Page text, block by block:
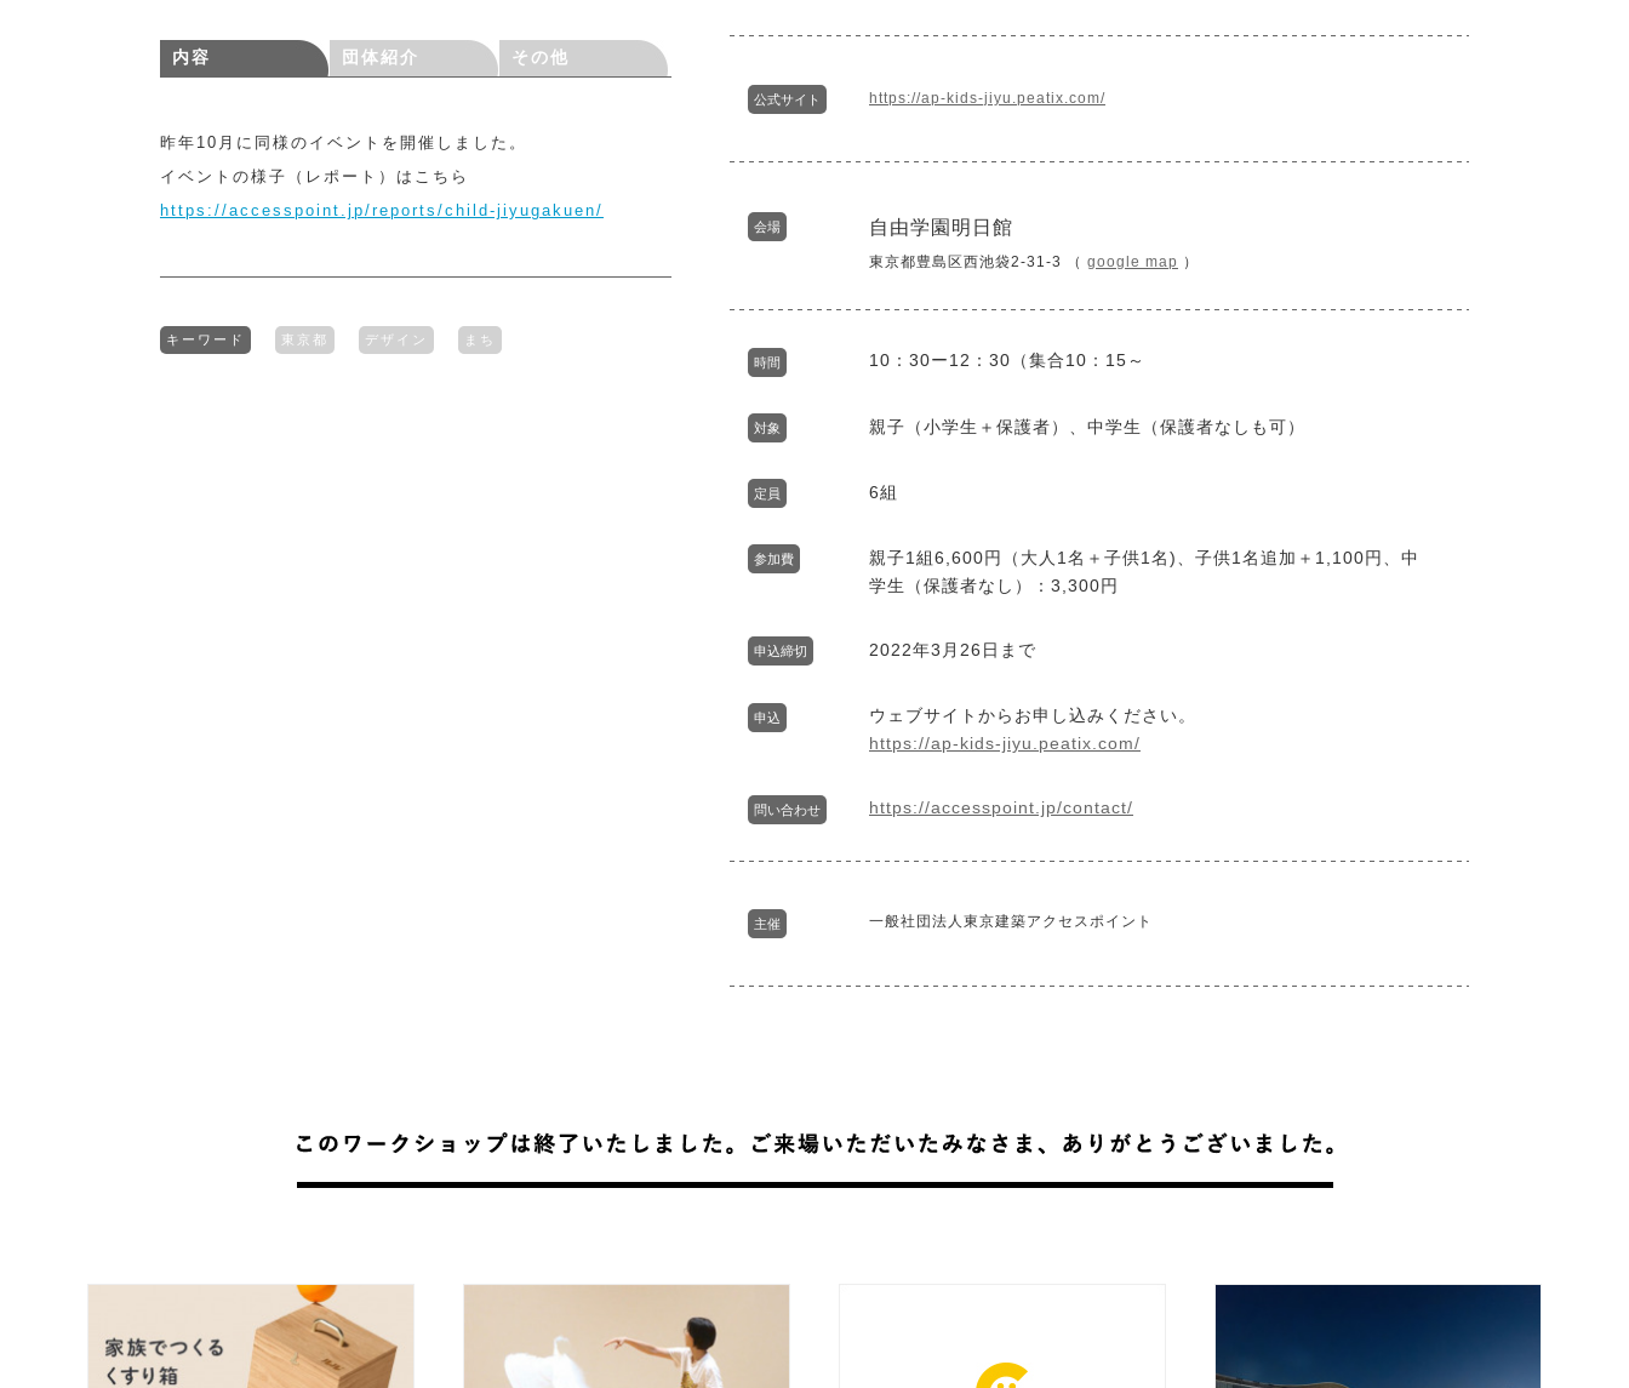
内容 団体紹介 その他
昨年10月に同様のイベントを開催しました。
イベントの様子（レポート）はこちら
https://accesspoint.jp/reports/child-jiyugakuen/
キーワード 東京都 デザイン まち
公式サイト https://ap-kids-jiyu.peatix.com/
会場 自由学園明日館
東京都豊島区西池袋2-31-3 （ google map ）
時間 10：30ー12：30（集合10：15～
対象 親子（小学生＋保護者）、中学生（保護者なしも可）
定員 6組
参加費
親子1組6,600円（大人1名＋子供1名)、子供1名追加＋1,100円、中
学生（保護者なし）：3,300円
申込締切 2022年3月26日まで
申込
ウェブサイトからお申し込みください。
https://ap-kids-jiyu.peatix.com/
問い合わせ https://accesspoint.jp/contact/
主催 一般社団法人東京建築アクセスポイント